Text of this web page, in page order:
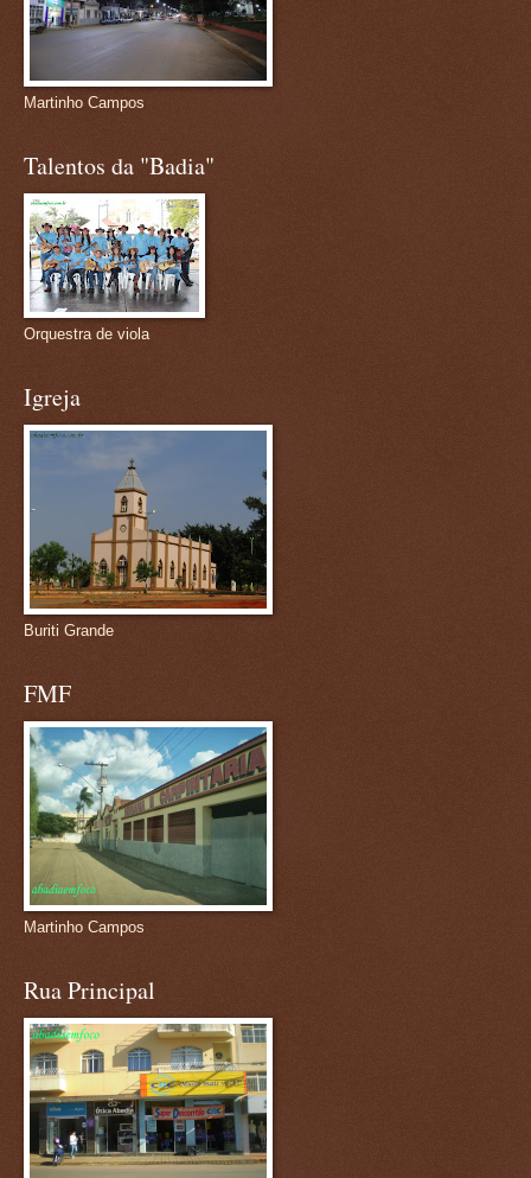
Martinho Campos
Talentos da "Badia"
Orquestra de viola
Igreja
Buriti Grande
FMF
Martinho Campos
Rua Principal